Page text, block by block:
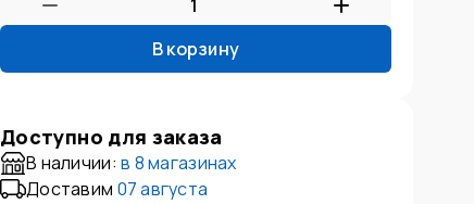
В корзину
Доступно для заказа
В наличии: в 8 магазинах
Доставим 07 августа